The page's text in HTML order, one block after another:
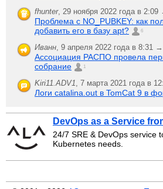
fhunter, 29 ноября 2022 года в 2:09
Проблема с NO_PUBKEY: как
добавить его в базу apt?
6
Иванн 9 апреля 2022 года в 8:31 →
Ассоциация РАСПО провела
собрание
1
Kiri11.ADV1 7 марта 2021 года в
Логи catalina.out в TomCat 9 в
DevOps as a Service
24/7 SRE & DevOps service
Kubernetes needs.